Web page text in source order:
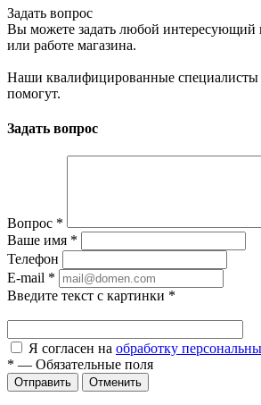
Задать вопрос
Вы можете задать любой интересующий
или работе магазина.
Наши квалифицированные специалисты
помогут.
Задать вопрос
Вопрос *
Ваше имя *
Телефон
E-mail *
Введите текст с картинки *
Я согласен на обработку
* — Обязательные поля
Отправить Отменить